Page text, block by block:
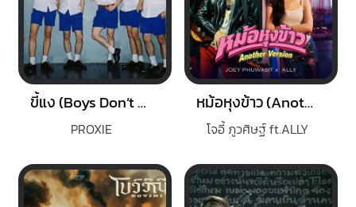
ขี้แง (Boys Don’t Cry)
PROXIE
หม้อหุงข้าว (Another Version)
โจอี้ ภูวศิษฐ์ ft.ALLY